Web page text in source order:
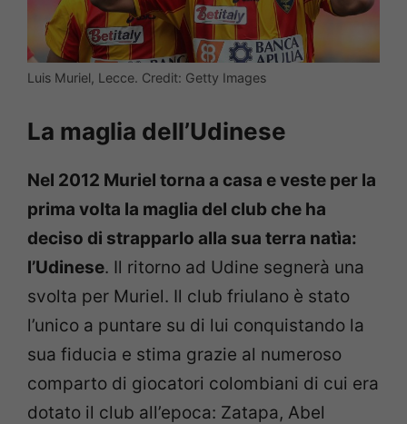
Luis Muriel, Lecce. Credit: Getty Images
La maglia dell’Udinese
Nel 2012 Muriel torna a casa e veste per la
prima volta la maglia del club che ha
deciso di strapparlo alla sua terra natìa:
l’Udinese. Il ritorno ad Udine segnerà una
svolta per Muriel. Il club friulano è stato
l’unico a puntare su di lui conquistando la
sua fiducia e stima grazie al numeroso
comparto di giocatori colombiani di cui era
dotato il club all’epoca: Zatapa, Abel